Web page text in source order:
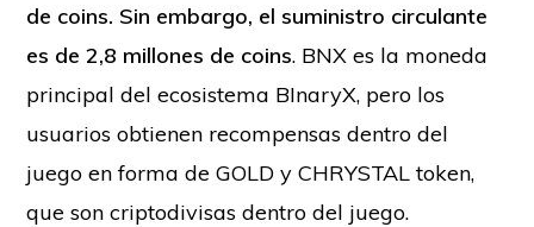
de coins. Sin embargo, el suministro circulante
es de 2,8 millones de coins. BNX es la moneda
principal del ecosistema BInaryX, pero los
usuarios obtienen recompensas dentro del
juego en forma de GOLD y CHRYSTAL token,
que son criptodivisas dentro del juego.